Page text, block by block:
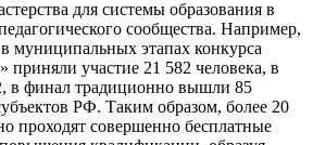
для системы образования в
сообщества. Например,
муниципальных этапах конкурса
приняли участие 21 582 человека, в
в финал традиционно вышли 85
РФ. Таким образом, более 20
проходят совершенно бесплатные